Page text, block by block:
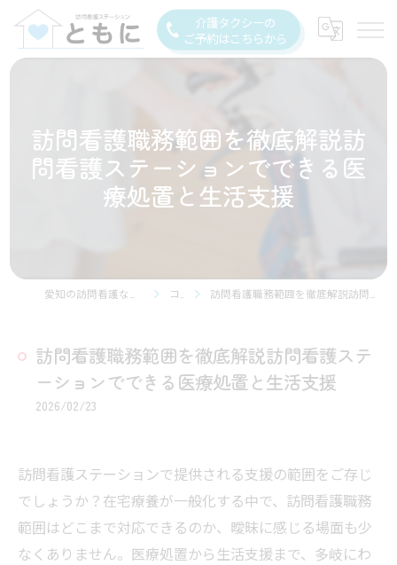
介護タクシーの
ご予約はこちらから
訪問看護職務範囲を徹底解説訪
問看護ステーションでできる医
療処置と生活支援
コラム 訪問看護職務範囲を徹底解説訪問看護ステーションでできる医療処置と生活支援
訪問看護職務範囲を徹底解説訪問看護ステ
ーションでできる医療処置と生活支援
2026/02/23
訪問看護ステーションで提供される支援の範囲をご存じ
でしょうか？在宅療養が一般化する中で、訪問看護職務
範囲はどこまで対応できるのか、曖昧に感じる場面も少
なくありません。医療処置から生活支援まで、多岐にわ